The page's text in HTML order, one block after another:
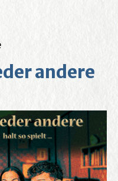
andere